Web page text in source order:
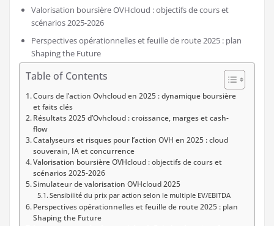
Valorisation boursière OVHcloud : objectifs de cours et
scénarios 2025-2026
Perspectives opérationnelles et feuille de route 2025 : plan
Shaping the Future
Table of Contents
Cours de l’action Ovhcloud en 2025 : dynamique boursière
et faits clés
Résultats 2025 d’Ovhcloud : croissance, marges et cash-
flow
Catalyseurs et risques pour l’action OVH en 2025 : cloud
souverain, IA et concurrence
Valorisation boursière OVHcloud : objectifs de cours et
scénarios 2025-2026
Simulateur de valorisation OVHcloud 2025
Sensibilité du prix par action selon le multiple EV/EBITDA
Perspectives opérationnelles et feuille de route 2025 : plan
Shaping the Future